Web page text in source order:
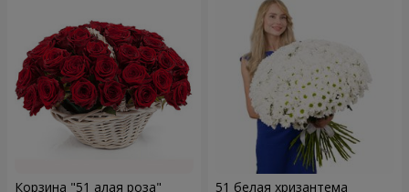
Корзина "51 алая роза" 51 белая хризантема